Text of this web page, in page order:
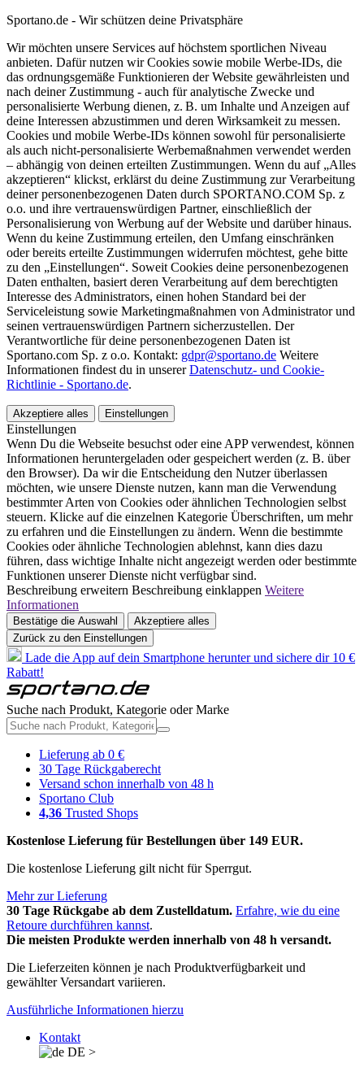
Sportano.de - Wir schützen deine Privatsphäre
Wir möchten unsere Services auf höchstem sportlichen Niveau
anbieten. Dafür nutzen wir Cookies sowie mobile Werbe-IDs, die
das ordnungsgemäße Funktionieren der Website gewährleisten und
nach deiner Zustimmung - auch für analytische Zwecke und
personalisierte Werbung dienen, z. B. um Inhalte und Anzeigen auf
deine Interessen abzustimmen und deren Wirksamkeit zu messen.
Cookies und mobile Werbe-IDs können sowohl für personalisierte
als auch nicht-personalisierte Werbemaßnahmen verwendet werden
– abhängig von deinen erteilten Zustimmungen. Wenn du auf „Alles
akzeptieren“ klickst, erklärst du deine Zustimmung zur Verarbeitung
deiner personenbezogenen Daten durch SPORTANO.COM Sp. z
o.o. und ihre vertrauenswürdigen Partner, einschließlich der
Personalisierung von Werbung auf der Website und darüber hinaus.
Wenn du keine Zustimmung erteilen, den Umfang einschränken
oder bereits erteilte Zustimmungen widerrufen möchtest, gehe bitte
zu den „Einstellungen“. Soweit Cookies deine personenbezogenen
Daten enthalten, basiert deren Verarbeitung auf dem berechtigten
Interesse des Administrators, einen hohen Standard bei der
Serviceleistung sowie Marketingmaßnahmen von Administrator und
seinen vertrauenswürdigen Partnern sicherzustellen. Der
Verantwortliche für deine personenbezogenen Daten ist
Sportano.com Sp. z o.o. Kontakt: gdpr@sportano.de Weitere
Informationen findest du in unsererDatenschutz- und Cookie-
Richtlinie - Sportano.de.
Akzeptiere alles Einstellungen
Einstellungen
Wenn Du die Webseite besuchst oder eine APP verwendest, können
Informationen heruntergeladen oder gespeichert werden (z. B. über
den Browser). Da wir die Entscheidung den Nutzer überlassen
möchten, wie unsere Dienste nutzen, kann man die Verwendung
bestimmter Arten von Cookies oder ähnlichen Technologien selbst
steuern. Klicke auf die einzelnen Kategorie Überschriften, um mehr
zu erfahren und die Einstellungen zu ändern. Wenn die bestimmte
Cookies oder ähnliche Technologien ablehnst, kann dies dazu
führen, dass wichtige Inhalte nicht angezeigt werden oder bestimmte
Funktionen unserer Dienste nicht verfügbar sind.
Beschreibung erweitern Beschreibung einklappen Weitere
Informationen
Bestätige die Auswahl
Akzeptiere alles
Zurück zu den Einstellungen
Lade die App auf dein Smartphone herunter und sichere dir 10 €
Rabatt!
Suche nach Produkt, Kategorie oder Marke
Lieferung ab 0 €
30 Tage Rückgaberecht
Versand schon innerhalb von 48 h
Sportano Club
4,36 Trusted Shops
Kostenlose Lieferung für Bestellungen über 149 EUR.
Die kostenlose Lieferung gilt nicht für Sperrgut.
Mehr zur Lieferung
30 Tage Rückgabe ab dem Zustelldatum. Erfahre, wie du eine
Retoure durchführen kannst.
Die meisten Produkte werden innerhalb von 48 h versandt.
Die Lieferzeiten können je nach Produktverfügbarkeit und
gewählter Versandart variieren.
Ausführliche Informationen hierzu
Kontakt
DE >